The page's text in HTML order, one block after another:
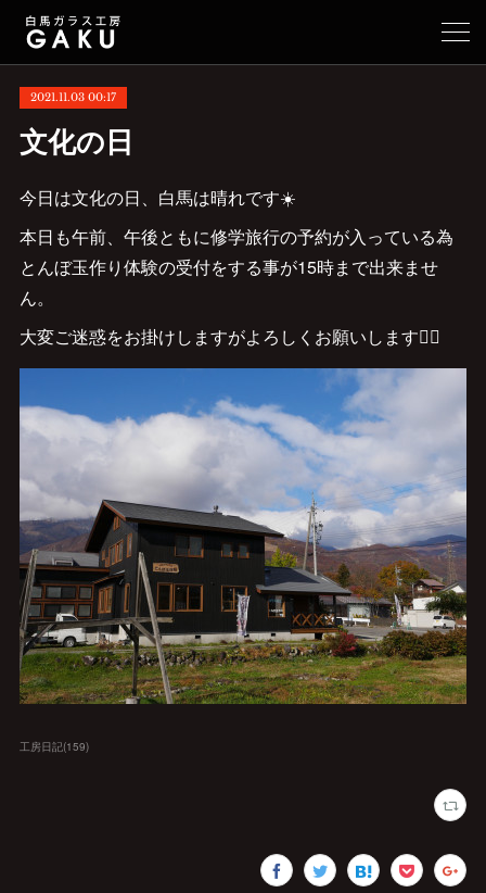
2021.11.03 00:17
文化の日
今日は文化の日、白馬は晴れです☀️
本日も午前、午後ともに修学旅行の予約が入っている為
とんぼ玉作り体験の受付をする事が15時まで出来ませ
ん。
大変ご迷惑をお掛けしますがよろしくお願いします🙇‍♂️
工房日記(159)